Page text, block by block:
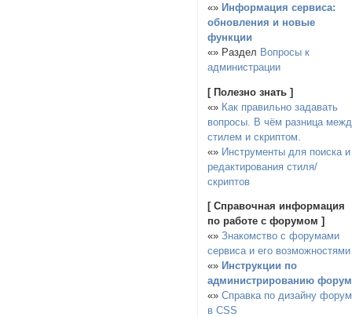
«» Информация сервиса:
обновления и новые
функции
«» Раздел Вопросы к
администрации
[ Полезно знать ]
«» Как правильно задавать
вопросы. В чём разница
стилем и скриптом.
«» Инструменты для поиска и
редактирования стиля/
скриптов
[ Справочная информация
по работе с форумом ]
«»Знакомство с форумами
сервиса и его возможностями
«» Инструкции по
администрированию
«»Справка по дизайну
в CSS